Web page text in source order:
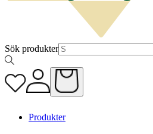
Sök produkter
Produkter